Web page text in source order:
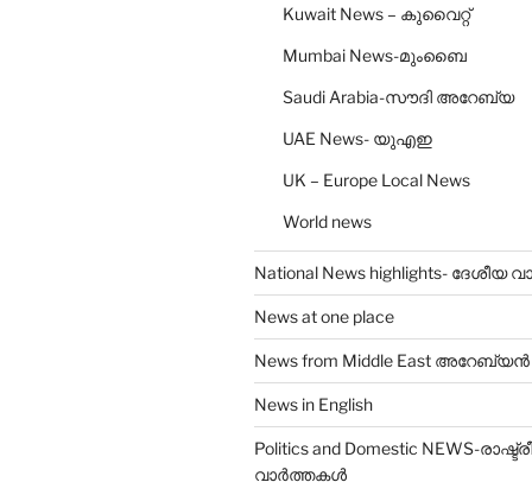
Kuwait News – കുവൈറ്റ്
Mumbai News-മുംബൈ
Saudi Arabia-സൗദി അറേബ്യ
UAE News- യുഎഇ
UK – Europe Local News
World news
National News highlights- ദേശീയ
News at one place
News from Middle East
News in English
Politics and Domestic NEWS-
വാർത്തകൾ